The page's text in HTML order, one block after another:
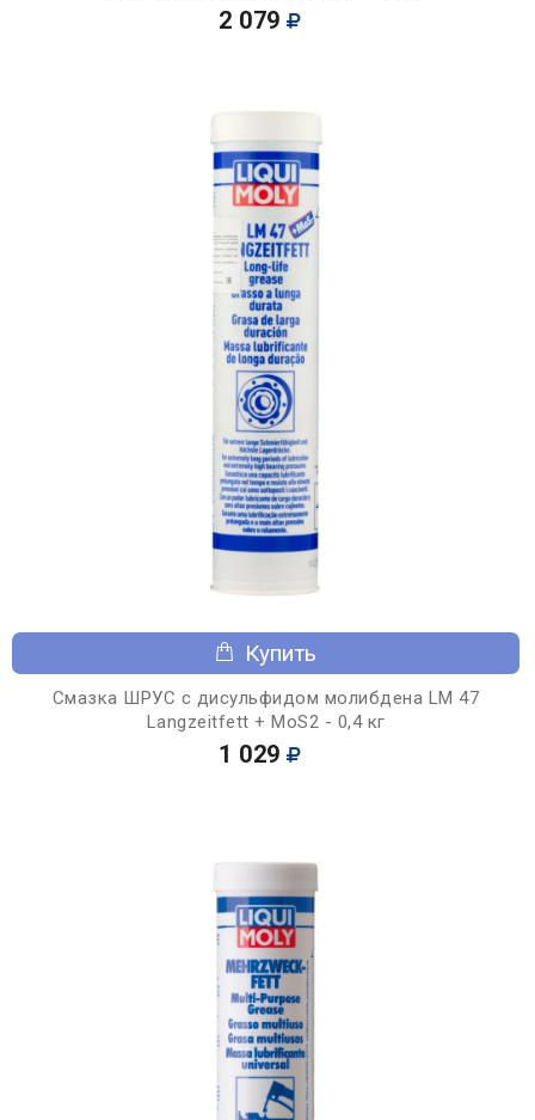
2 079
Купить
Смазка ШРУС с дисульфидом молибдена LM 47
Langzeitfett + MoS2 - 0,4 кг
1 029